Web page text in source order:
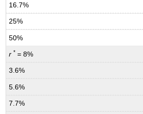
16.7%
25%
50%
r * = 8%
3.6%
5.6%
7.7%